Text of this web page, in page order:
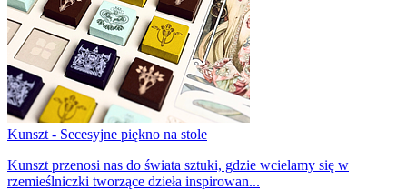
Kunszt - Secesyjne piękno na stole
Kunszt przenosi nas do świata sztuki, gdzie wcielamy się w
rzemieślniczki tworzące dzieła inspirowan...